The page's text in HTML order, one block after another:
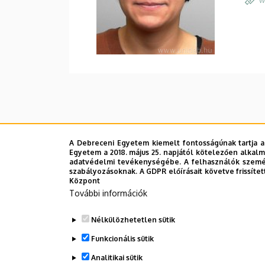
A Debreceni Egyetem kiemelt fontosságúnak
Egyetem a 2018. május 25. napjától kötelezően
adatvédelmi tevékenységébe. A felhasználók
szabályozásoknak. A GDPR előírásait követve
Központ
További információk
Nélkülözhetetlen sütik
Funkcionális sütik
Analitikai sütik